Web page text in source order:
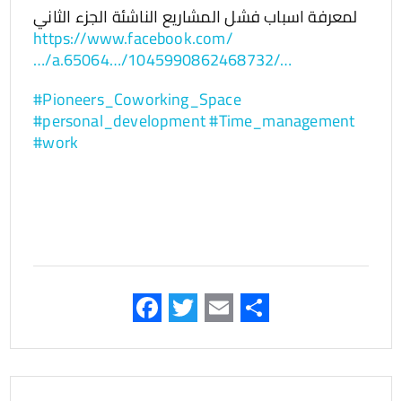
لمعرفة اسباب فشل المشاريع الناشئة الجزء الثاني
https://www.facebook.com/
…/a.65064…/1045990862468732/…
#Pioneers_Coworking_Space
#personal_development#Time_management
#work
F
ac
e
T
wi
tt
E
m
ail
h
ar